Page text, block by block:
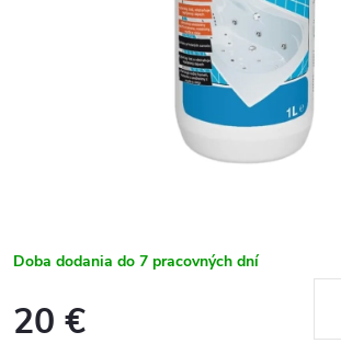
Doba dodania do 7 pracovných dní
20 €